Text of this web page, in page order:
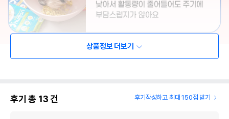
상품정보 더보기
후기 총 13건 후기작성하고 최대 150점 받기